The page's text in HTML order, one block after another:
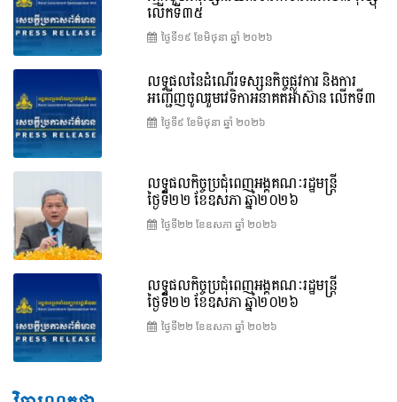
លើកទី៣៥
ថ្ងៃទី១៩ ខែ​មិថុនា ឆ្នាំ ២០២៦
លទ្ធផលនៃដំណើរទស្សនកិច្ចផ្លូវការ និងការ
អញ្ជើញចូលរួមវេទិកាអនាគតអាស៊ាន លើកទី៣
ថ្ងៃទី៩ ខែ​មិថុនា ឆ្នាំ ២០២៦
លទ្ធផលកិច្ចប្រជុំពេញអង្គគណៈរដ្ឋមន្ត្រី
ថ្ងៃទី២២ ខែឧសភា ឆ្នាំ២០២៦
ថ្ងៃទី២២ ខែ​ឧសភា ឆ្នាំ ២០២៦
លទ្ធផលកិច្ចប្រជុំពេញអង្គគណៈរដ្ឋមន្រ្តី
ថ្ងៃទី២២ ខែឧសភា ឆ្នាំ២០២៦
ថ្ងៃទី២២ ខែ​ឧសភា ឆ្នាំ ២០២៦